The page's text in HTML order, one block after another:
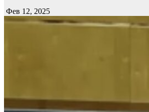
Фев 12, 2025